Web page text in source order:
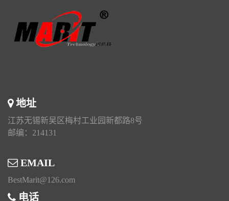
地址
江苏无锡新吴区梅村工业园新都路8号
邮编：214131
EMAIL
BestMarit@126.com
电话